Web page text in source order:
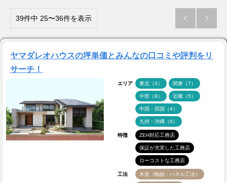
39件中 25〜36件を表示  
ヤマダレオハウスの坪単価とみんなの口コミや評判をリ
サーチ！
エリア 東北（3） 関東（7）
中部（8） 近畿（5）
中国・四国（4）
九州・沖縄（6）
特徴 ZEH対応工務店
保証が充実した工務店
ローコストな工務店
工法 木造（軸組・パネル工法）